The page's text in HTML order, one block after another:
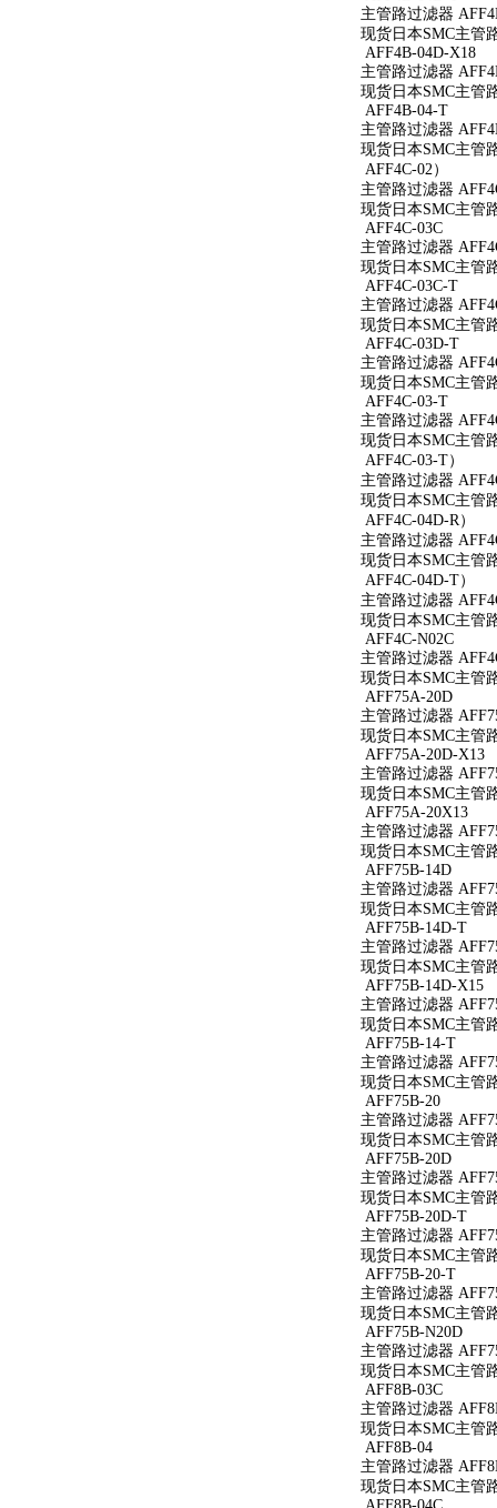
主管路过滤器
现货日本SMC主管
AFF4B-04D-X18
主管路过滤器
现货日本SMC主管
AFF4B-04-T
主管路过滤器
现货日本SMC主管
AFF4C-02）
主管路过滤器
现货日本SMC主管
AFF4C-03C
主管路过滤器
现货日本SMC主管
AFF4C-03C-T
主管路过滤器
现货日本SMC主管
AFF4C-03D-T
主管路过滤器
现货日本SMC主管
AFF4C-03-T
主管路过滤器
现货日本SMC主管
AFF4C-03-T）
主管路过滤器
现货日本SMC主管
AFF4C-04D-R）
主管路过滤器
现货日本SMC主管
AFF4C-04D-T）
主管路过滤器
现货日本SMC主管
AFF4C-N02C
主管路过滤器
现货日本SMC主管
AFF75A-20D
主管路过滤器
现货日本SMC主管
AFF75A-20D-X13
主管路过滤器
现货日本SMC主管
AFF75A-20X13
主管路过滤器
现货日本SMC主管
AFF75B-14D
主管路过滤器
现货日本SMC主管
AFF75B-14D-T
主管路过滤器
现货日本SMC主管
AFF75B-14D-X15
主管路过滤器
现货日本SMC主管
AFF75B-14-T
主管路过滤器
现货日本SMC主管
AFF75B-20
主管路过滤器
现货日本SMC主管
AFF75B-20D
主管路过滤器
现货日本SMC主管
AFF75B-20D-T
主管路过滤器
现货日本SMC主管
AFF75B-20-T
主管路过滤器
现货日本SMC主管
AFF75B-N20D
主管路过滤器
现货日本SMC主管
AFF8B-03C
主管路过滤器
现货日本SMC主管
AFF8B-04
主管路过滤器
现货日本SMC主管